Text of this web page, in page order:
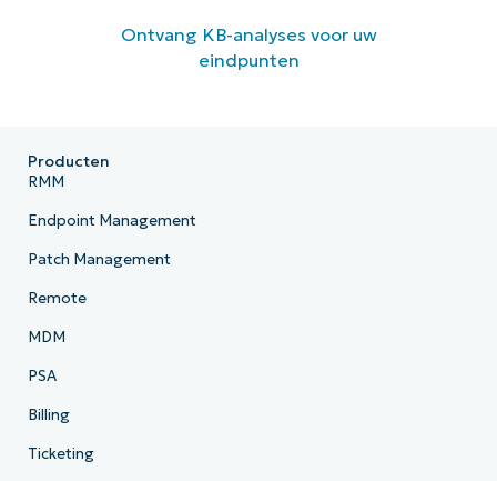
Ontvang KB-analyses voor uw
eindpunten
Producten
RMM
Endpoint Management
Patch Management
Remote
MDM
PSA
Billing
Ticketing